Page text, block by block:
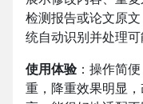
检测报告或论文原
统自动识别并处理可
使用体验：操作简
重，降重效果明显